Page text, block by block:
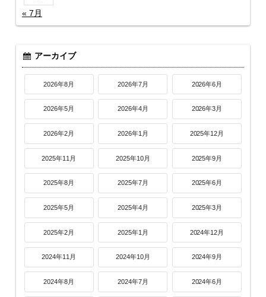
« 7月
アーカイブ
2026年8月 2026年7月 2026年6月
2026年5月 2026年4月 2026年3月
2026年2月 2026年1月 2025年12月
2025年11月 2025年10月 2025年9月
2025年8月 2025年7月 2025年6月
2025年5月 2025年4月 2025年3月
2025年2月 2025年1月 2024年12月
2024年11月 2024年10月 2024年9月
2024年8月 2024年7月 2024年6月